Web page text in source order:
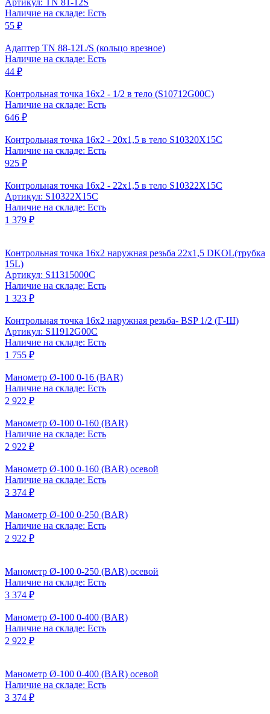
Артикул: TN 81-12S
Наличие на складе: Есть
55 ₽
Адаптер TN 88-12L/S (кольцо врезное)
Наличие на складе: Есть
44 ₽
Контрольная точка 16x2 - 1/2 в тело (S10712G00C)
Наличие на складе: Есть
646 ₽
Контрольная точка 16x2 - 20x1,5 в тело S10320X15C
Наличие на складе: Есть
925 ₽
Контрольная точка 16x2 - 22x1,5 в тело S10322X15C
Артикул: S10322X15C
Наличие на складе: Есть
1 379 ₽
Контрольная точка 16x2 наружная резьба 22x1,5 DKOL(трубка
15L)
Артикул: S11315000C
Наличие на складе: Есть
1 323 ₽
Контрольная точка 16x2 наружная резьба- BSP 1/2 (Г-Ш)
Артикул: S11912G00C
Наличие на складе: Есть
1 755 ₽
Манометр Ø-100 0-16 (BAR)
Наличие на складе: Есть
2 922 ₽
Манометр Ø-100 0-160 (BAR)
Наличие на складе: Есть
2 922 ₽
Манометр Ø-100 0-160 (BAR) осевой
Наличие на складе: Есть
3 374 ₽
Манометр Ø-100 0-250 (BAR)
Наличие на складе: Есть
2 922 ₽
Манометр Ø-100 0-250 (BAR) осевой
Наличие на складе: Есть
3 374 ₽
Манометр Ø-100 0-400 (BAR)
Наличие на складе: Есть
2 922 ₽
Манометр Ø-100 0-400 (BAR) осевой
Наличие на складе: Есть
3 374 ₽